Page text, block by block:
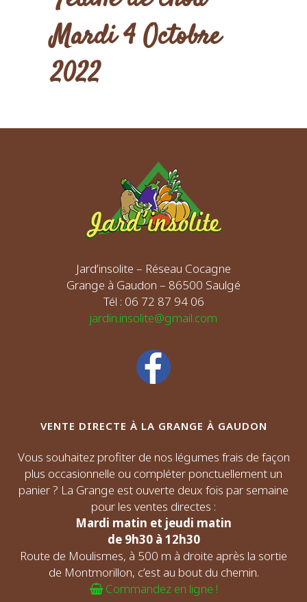
Mardi 4 Octobre
2022
Jard’insolite – Réseau Cocagne
Grange à Gaudon – 86500 Saulgé
Tél : 06 72 87 94 06
jardin.insolite@gmail.com
VENTE DIRECTE À LA GRANGE À GAUDON
Vous souhaitez profiter de nos légumes frais de façon
plus occasionnelle ou compléter ponctuellement un
panier ? La Grange est ouverte deux fois par semaine
pour les ventes directes :
Mardi matin et jeudi matin
de 9h30 à 12h30
Route de Moulismes, à 500 m à droite après la sortie
de Montmorillon, c’est au bout du chemin.
Commandez en ligne !